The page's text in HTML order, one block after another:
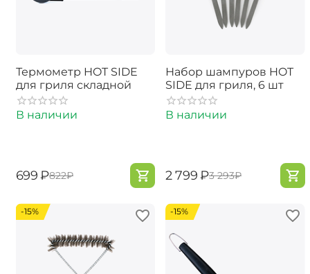
Термометр HOT SIDE
для гриля складной
В наличии
‍699‍ ₽‍822‍₽
Набор шампуров HOT
SIDE для гриля, 6 шт
В наличии
‍2 799‍₽‍3 293‍₽
-15% -15%